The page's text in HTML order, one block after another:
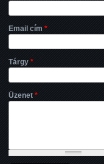
Email cím *
Tárgy *
Üzenet *